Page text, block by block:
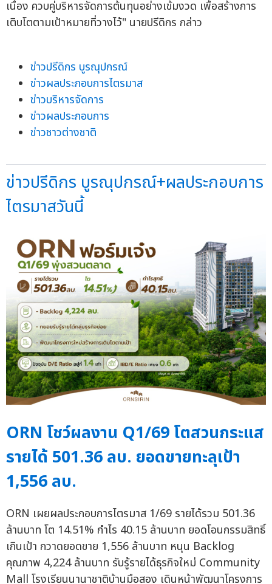
เนื่อง ควบคู่บริหารจัดการต้นทุนอย่างเข้มงวด เพื่อสร้างการ
เติบโตตามเป้าหมายที่วางไว้" นายปรีดิกร กล่าว
ข่าวปรีดิกร บูรณุปกรณ์
ข่าวผลประกอบการไตรมาส
ข่าวบริหารจัดการ
ข่าวผลประกอบการ
ข่าวชาวต่างชาติ
ข่าวปรีดิกร บูรณุปกรณ์+ผลประกอบการ
ไตรมาสวันนี้
ORN โชว์ผลงาน Q1/69 โตสวนกระแส
รายได้ 501.36 ลบ. ยอดขายทะลุเป้า
1,556 ลบ.
ORN เผยผลประกอบการไตรมาส 1/69 รายได้รวม 501.36
ล้านบาท โต 14.51% กำไร 40.15 ล้านบาท ยอดโอนกรรมสิทธิ์
เกินเป้า กวาดยอดขาย 1,556 ล้านบาท หนุน Backlog
คุณภาพ 4,224 ล้านบาท รับรู้รายได้ธุรกิจใหม่ Community
Mall โรงเรียนนานาชาติบ้านมือสอง เดินหน้าพัฒนาโครงการ